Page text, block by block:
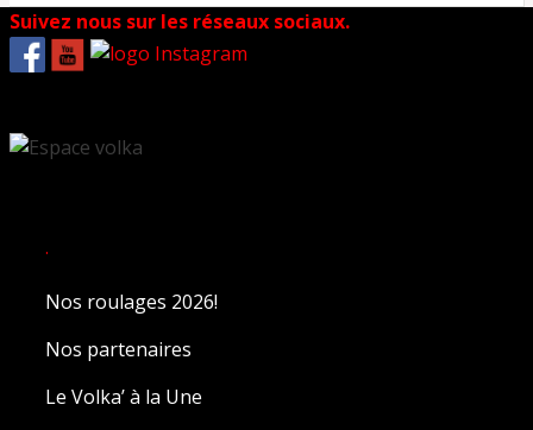
Suivez nous sur les réseaux sociaux.
.
Nos roulages 2026!
Nos partenaires
Le Volka’ à la Une